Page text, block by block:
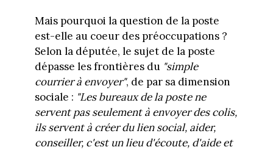
Mais pourquoi la question de la poste
est-elle au coeur des préoccupations ?
Selon la députée, le sujet de la poste
dépasse les frontières du "simple
courrier à envoyer", de par sa dimension
sociale : "Les bureaux de la poste ne
servent pas seulement à envoyer des colis,
ils servent à créer du lien social, aider,
conseiller, c'est un lieu d'écoute, d'aide et